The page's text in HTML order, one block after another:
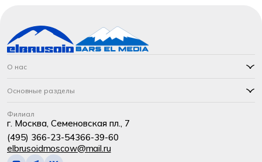
О нас
Основные разделы
Филиал
г. Москва, Семеновская пл., 7
(495) 366-23-54366-39-60
elbrusoidmoscow@mail.ru